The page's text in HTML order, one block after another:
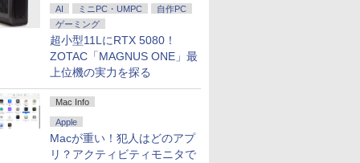
AI ミニPC・UMPC
自作PC
ゲーミング
超小型11LにRTX 5080！
ZOTAC「MAGNUS ONE」最
上位機の実力を探る
Mac Info
Apple
Macが重い！犯人はどのアプ
リ？アクティビティモニタで